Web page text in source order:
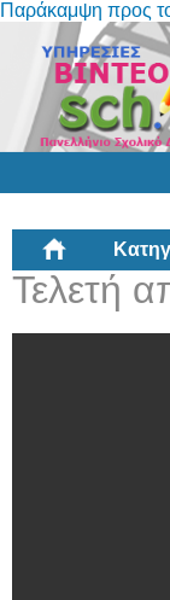
Παράκαμψη προς
Τελετή